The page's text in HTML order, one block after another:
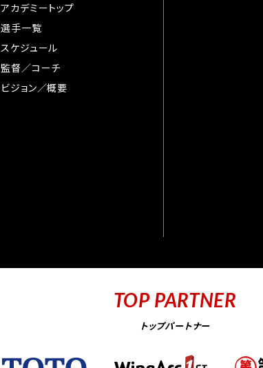
アカデミートップ
選手一覧
スケジュール
監督／コーチ
ビジョン／概要
TOP PARTNER
トップパートナー